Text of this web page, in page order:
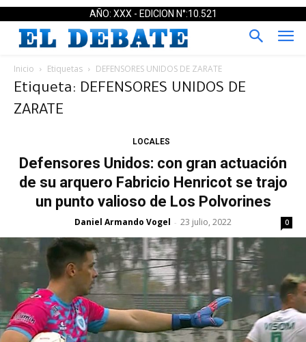
AÑO: XXX - EDICION N°:10.521
Inicio Etiquetas DEFENSORES UNIDOS DE ZARATE
Etiqueta: DEFENSORES UNIDOS DE
ZARATE
LOCALES
Defensores Unidos: con gran actuación
de su arquero Fabricio Henricot se trajo
un punto valioso de Los Polvorines
Daniel Armando Vogel - 23 julio, 2022 0